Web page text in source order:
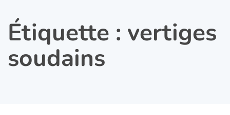
Étiquette : vertiges
soudains